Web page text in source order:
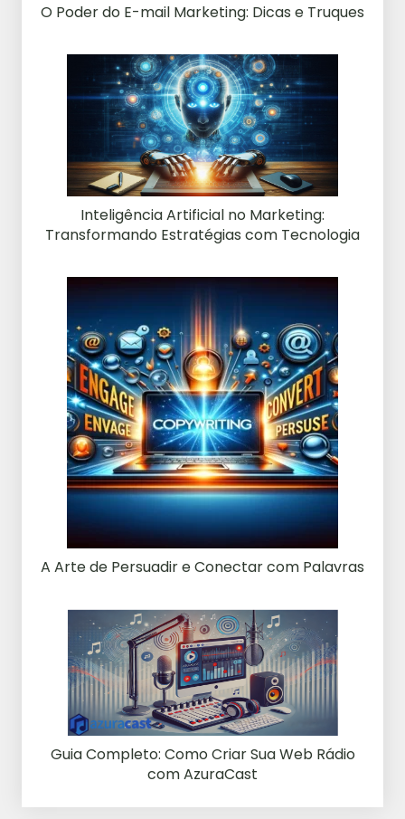
O Poder do E-mail Marketing: Dicas e Truques
Inteligência Artificial no Marketing:
Transformando Estratégias com Tecnologia
A Arte de Persuadir e Conectar com Palavras
Guia Completo: Como Criar Sua Web Rádio
com AzuraCast